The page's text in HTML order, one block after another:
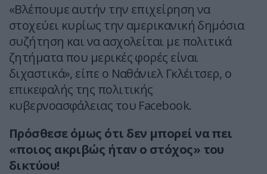
«Βλέπουμε αυτήν την επιχείρηση να
στοχεύει κυρίως την αμερικανική δημόσια
συζήτηση και να ασχολείται με πολιτικά
ζητήματα που μερικές φορές είναι
διχαστικά», είπε ο Ναθάνιελ Γκλέιτσερ, ο
επικεφαλής της πολιτικής
κυβερνοασφάλειας του Facebook.
Πρόσθεσε όμως ότι δεν μπορεί να πει
«ποιος ακριβώς ήταν ο στόχος» του
δικτύου!